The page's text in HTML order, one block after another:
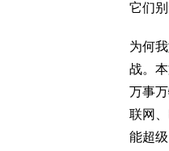
它们别
为何
战。
万事
联网
能超